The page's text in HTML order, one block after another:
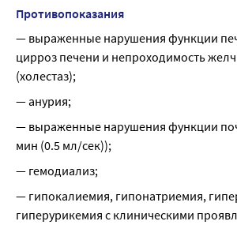
Противопоказания
— выраженные нарушения функции
цирроз печени и непроходимость
(холестаз);
— анурия;
— выраженные нарушения функции
мин (0.5 мл/сек));
— гемодиализ;
— гипокалиемия, гипонатриемия,
гиперурикемия с клиническими